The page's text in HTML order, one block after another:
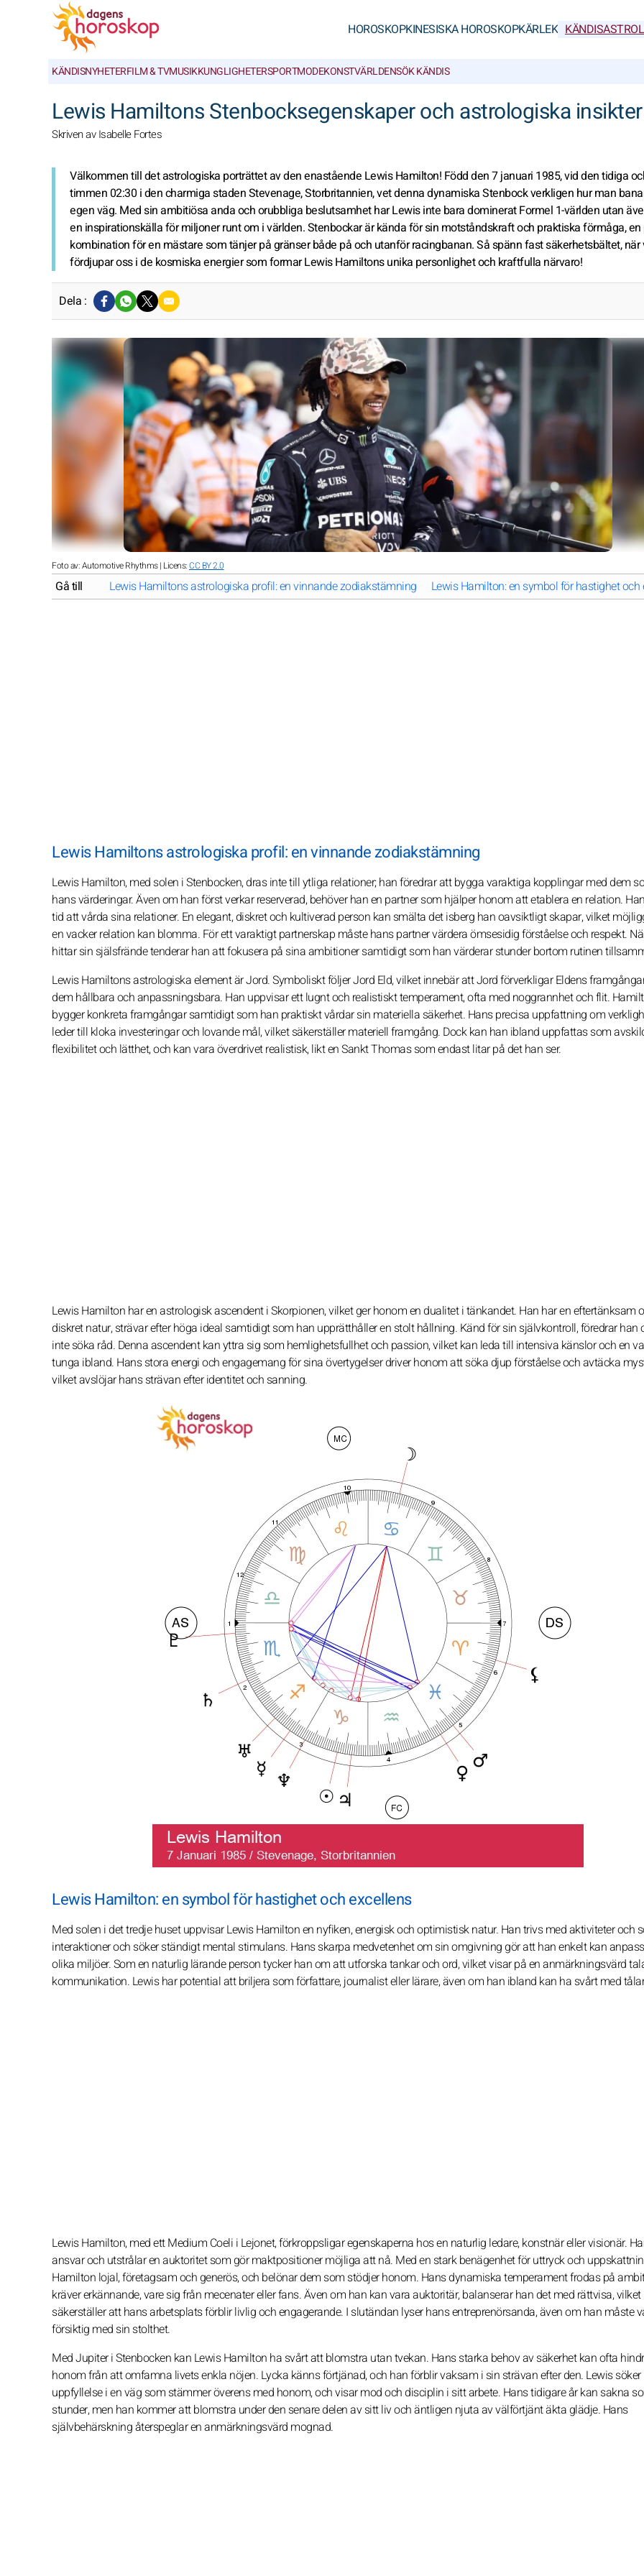
HOROSKOPKINESISKA HOROSKOPKÄRLEK
KÄNDISNYHETERFILM & TVMUSIKKUNGLIGHETERSPORTMODEKONSTVÄRLDENSÖK KÄNDIS
Lewis Hamiltons Stenbocksegenskaper och astrologiska insikter
Skriven av Isabelle Fortes
Välkommen till det astrologiska porträttet av den enastående Lewis Hamilton! Född den 7 januari 1985, vid den tidiga
timmen 02:30 i den charmiga staden Stevenage, Storbritannien, vet denna dynamiska Stenbock verkligen hur man
egen väg. Med sin ambitiösa anda och orubbliga beslutsamhet har Lewis inte bara dominerat Formel 1-världen utan
en inspirationskälla för miljoner runt om i världen. Stenbockar är kända för sin motståndskraft och praktiska förmåga,
kombination för en mästare som tänjer på gränser både på och utanför racingbanan. Så spänn fast säkerhetsbältet, när
fördjupar oss i de kosmiska energier som formar Lewis Hamiltons unika personlighet och kraftfulla närvaro!
Dela :
Foto av: Automotive Rhythms | Licens:CC BY 2.0
Gå till Lewis Hamiltons astrologiska profil: en vinnande zodiakstämning Lewis Hamilton: en symbol för hastighet och
Lewis Hamiltons astrologiska profil: en vinnande zodiakstämning
Lewis Hamilton, med solen i Stenbocken, dras inte till ytliga relationer; han föredrar att bygga varaktiga kopplingar med dem
hans värderingar. Även om han först verkar reserverad, behöver han en partner som hjälper honom att etablera en relation.
tid att vårda sina relationer. En elegant, diskret och kultiverad person kan smälta det isberg han oavsiktligt skapar, vilket
en vacker relation kan blomma. För ett varaktigt partnerskap måste hans partner värdera ömsesidig förståelse och respekt.
hittar sin själsfrände tenderar han att fokusera på sina ambitioner samtidigt som han värderar stunder bortom rutinen
Lewis Hamiltons astrologiska element är Jord. Symboliskt följer Jord Eld, vilket innebär att Jord förverkligar Eldens
dem hållbara och anpassningsbara. Han uppvisar ett lugnt och realistiskt temperament, ofta med noggrannhet och flit.
bygger konkreta framgångar samtidigt som han praktiskt vårdar sin materiella säkerhet. Hans precisa uppfattning om
leder till kloka investeringar och lovande mål, vilket säkerställer materiell framgång. Dock kan han ibland uppfattas som
flexibilitet och lätthet, och kan vara överdrivet realistisk, likt en Sankt Thomas som endast litar på det han ser.
Lewis Hamilton har en astrologisk ascendent i Skorpionen, vilket ger honom en dualitet i tänkandet. Han har en eftertänksam
diskret natur, strävar efter höga ideal samtidigt som han upprätthåller en stolt hållning. Känd för sin självkontroll, föredrar han
inte söka råd. Denna ascendent kan yttra sig som hemlighetsfullhet och passion, vilket kan leda till intensiva känslor och en
tunga ibland. Hans stora energi och engagemang för sina övertygelser driver honom att söka djup förståelse och avtäcka
vilket avslöjar hans strävan efter identitet och sanning.
Lewis Hamilton: en symbol för hastighet och excellens
Med solen i det tredje huset uppvisar Lewis Hamilton en nyfiken, energisk och optimistisk natur. Han trivs med aktiviteter och
interaktioner och söker ständigt mental stimulans. Hans skarpa medvetenhet om sin omgivning gör att han enkelt kan
olika miljöer. Som en naturlig lärande person tycker han om att utforska tankar och ord, vilket visar på en anmärkningsvärd
kommunikation. Lewis har potential att briljera som författare, journalist eller lärare, även om han ibland kan ha svårt med
Lewis Hamilton, med ett Medium Coeli i Lejonet, förkroppsligar egenskaperna hos en naturlig ledare, konstnär eller visionär.
ansvar och utstrålar en auktoritet som gör maktpositioner möjliga att nå. Med en stark benägenhet för uttryck och
Hamilton lojal, företagsam och generös, och belönar dem som stödjer honom. Hans dynamiska temperament frodas på
kräver erkännande, vare sig från mecenater eller fans. Även om han kan vara auktoritär, balanserar han det med rättvisa, vilket
säkerställer att hans arbetsplats förblir livlig och engagerande. I slutändan lyser hans entreprenörsanda, även om han måste
försiktig med sin stolthet.
Med Jupiter i Stenbocken kan Lewis Hamilton ha svårt att blomstra utan tvekan. Hans starka behov av säkerhet kan ofta
honom från att omfamna livets enkla nöjen. Lycka känns förtjänad, och han förblir vaksam i sin strävan efter den. Lewis söker
uppfyllelse i en väg som stämmer överens med honom, och visar mod och disciplin i sitt arbete. Hans tidigare år kan sakna
stunder, men han kommer att blomstra under den senare delen av sitt liv och äntligen njuta av välförtjänt äkta glädje. Hans
självbehärskning återspeglar en anmärkningsvärd mognad.